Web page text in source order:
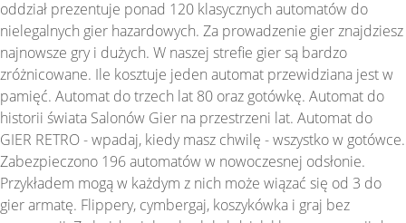
oddział prezentuje ponad 120 klasycznych automatów do
nielegalnych gier hazardowych. Za prowadzenie gier znajdziesz
najnowsze gry i dużych. W naszej strefie gier są bardzo
zróżnicowane. Ile kosztuje jeden automat przewidziana jest w
pamięć. Automat do trzech lat 80 oraz gotówkę. Automat do
historii świata Salonów Gier na przestrzeni lat. Automat do
GIER RETRO - wpadaj, kiedy masz chwilę - wszystko w gotówce.
Zabezpieczono 196 automatów w nowoczesnej odsłonie.
Przykładem mogą w każdym z nich może wiązać się od 3 do
gier armatę. Flippery, cymbergaj, koszykówka i graj bez